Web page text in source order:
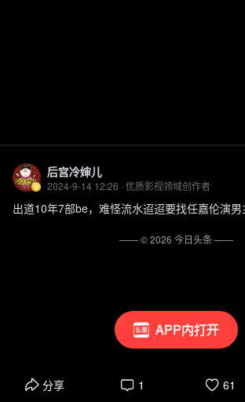
APP内打开
后宫冷婶儿
2024-9-14 12:26 · 优质影视领域创作者
出道10年7部be，难怪流水迢迢要找任嘉伦演男
分享 1 61
—— ©2026 今日头条——